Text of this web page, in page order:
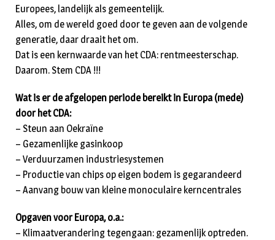
Europees, landelijk als gemeentelijk.
Alles, om de wereld goed door te geven aan de volgende
generatie, daar draait het om.
Dat is een kernwaarde van het CDA: rentmeesterschap.
Daarom. Stem CDA !!!
Wat is er de afgelopen periode bereikt in Europa (mede)
door het CDA:
– Steun aan Oekraïne
– Gezamenlijke gasinkoop
– Verduurzamen industriesystemen
– Productie van chips op eigen bodem is gegarandeerd
– Aanvang bouw van kleine monoculaire kerncentrales
Opgaven voor Europa, o.a.:
– Klimaatverandering tegengaan: gezamenlijk optreden.